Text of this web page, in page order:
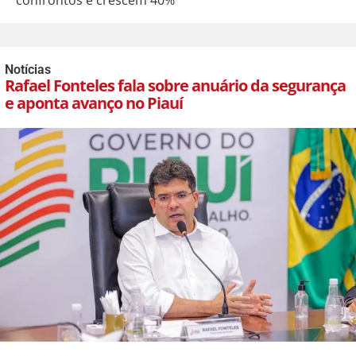
Notícias
Rafael Fonteles fala sobre anuário da segurança
e aponta avanço no Piauí